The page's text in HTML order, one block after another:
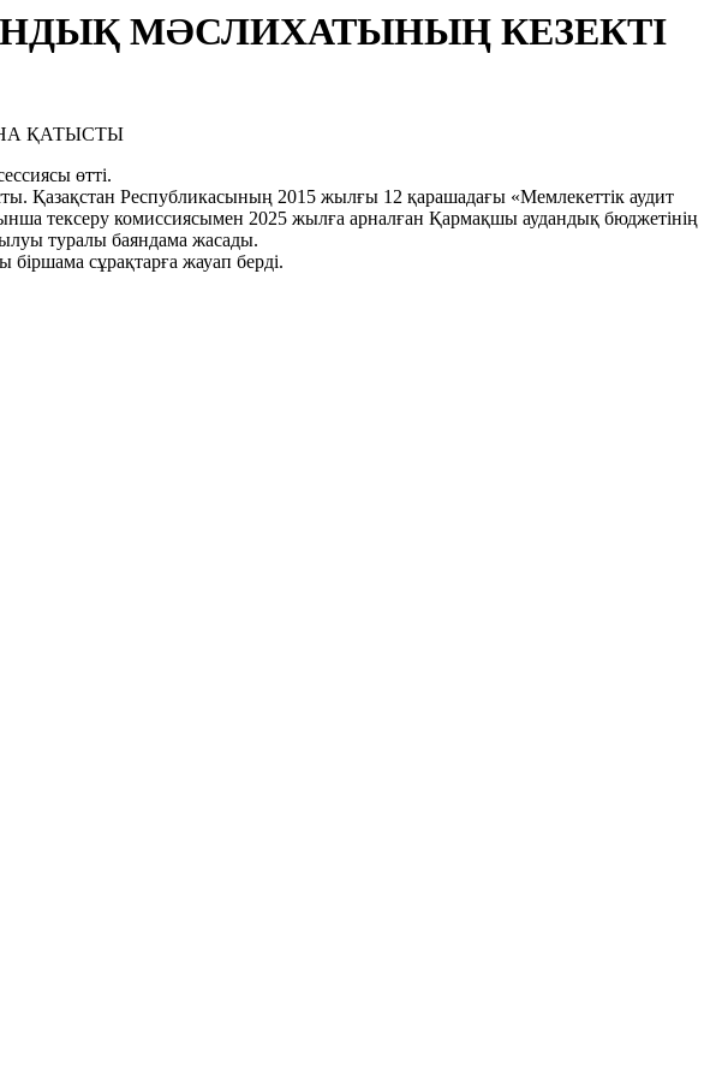
МӘСЛИХАТЫНЫҢ КЕЗЕКТІ
өтті.
Республикасының 2015 жылғы 12 қарашадағы «Мемлекеттік аудит
тексеру комиссиясымен 2025 жылға арналған Қармақшы аудандық бюджетінің
туралы баяндама жасады.
сұрақтарға жауап берді.